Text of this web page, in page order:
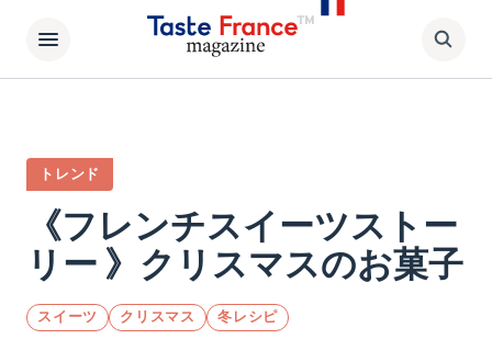
トレンド
《フレンチスイーツストー
リー 》クリスマスのお菓子
スイーツ クリスマス 冬レシピ